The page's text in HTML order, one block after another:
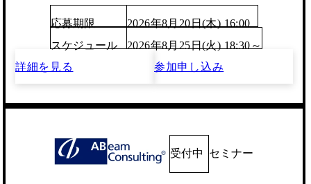
応募期限
2026年8月20日(木) 16:00
スケジュール
2026年8月25日(火) 18:30～
詳細を見る
参加申し込み
受付中 セミナー